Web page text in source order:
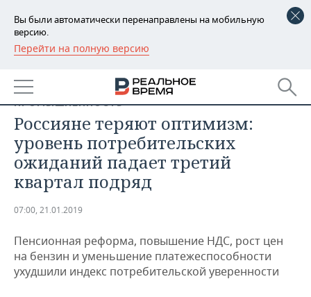
Вы были автоматически перенаправлены на мобильную
версию.
Перейти на полную версию
РЕГИОНЫ
БАШКОРТОСТАН
УДМУРТИЯ
НОВОСТИ
НОВОСТИ АНАЛИТИКИ
ДЕКЛАРАЦИИ О ДОХОДАХ
КОРОЛИ ГОСЗАКАЗА ПФО
ВУЗЫ ТАТАРСТАНА
КОМУ ПРИНАДЛЕЖАТ
ЭКОНОМИКА
НОВОСТИ ЭКОНОМИКИ
ФИНАНСЫ
БАНКИ
БЮДЖЕТ
ПРОМЫШЛЕННОСТЬ
НОВОСТИ
АГРОПРОМ
НЕДВИЖИМОСТЬ
НОВОСТИ НЕДВИЖИМОСТИ
АВТО
НОВОСТИ АВТО
БИЗНЕС
ПРОМЫШЛЕННОСТЬ
Россияне теряют оптимизм:
уровень потребительских
ожиданий падает третий
квартал подряд
07:00, 21.01.2019
Пенсионная реформа, повышение НДС, рост цен
на бензин и уменьшение платежеспособности
ухудшили индекс потребительской уверенности